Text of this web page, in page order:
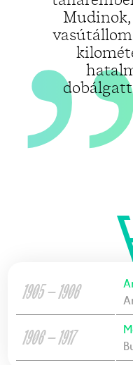
1905 — 1906
1906 — 1917